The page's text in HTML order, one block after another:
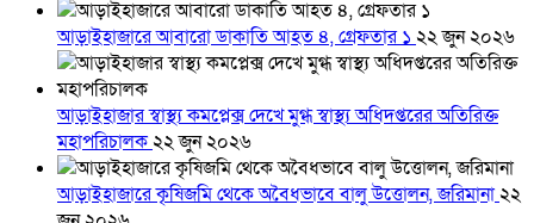
আড়াইহাজারে আবারো ডাকাতি আহত ৪, গ্রেফতার ১ ২২ জুন ২০২৬
আড়াইহাজার স্বাস্থ্য কমপ্লেক্স দেখে মুগ্ধ স্বাস্থ্য অধিদপ্তরের অতিরিক্ত
মহাপরিচালক২২ জুন ২০২৬
আড়াইহাজারে কৃষিজমি থেকে অবৈধভাবে বালু উত্তোলন, জরিমানা২২